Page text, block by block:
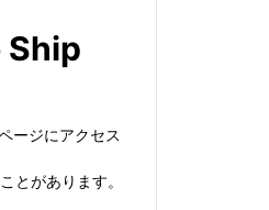
ージにアクセス
とがあります。